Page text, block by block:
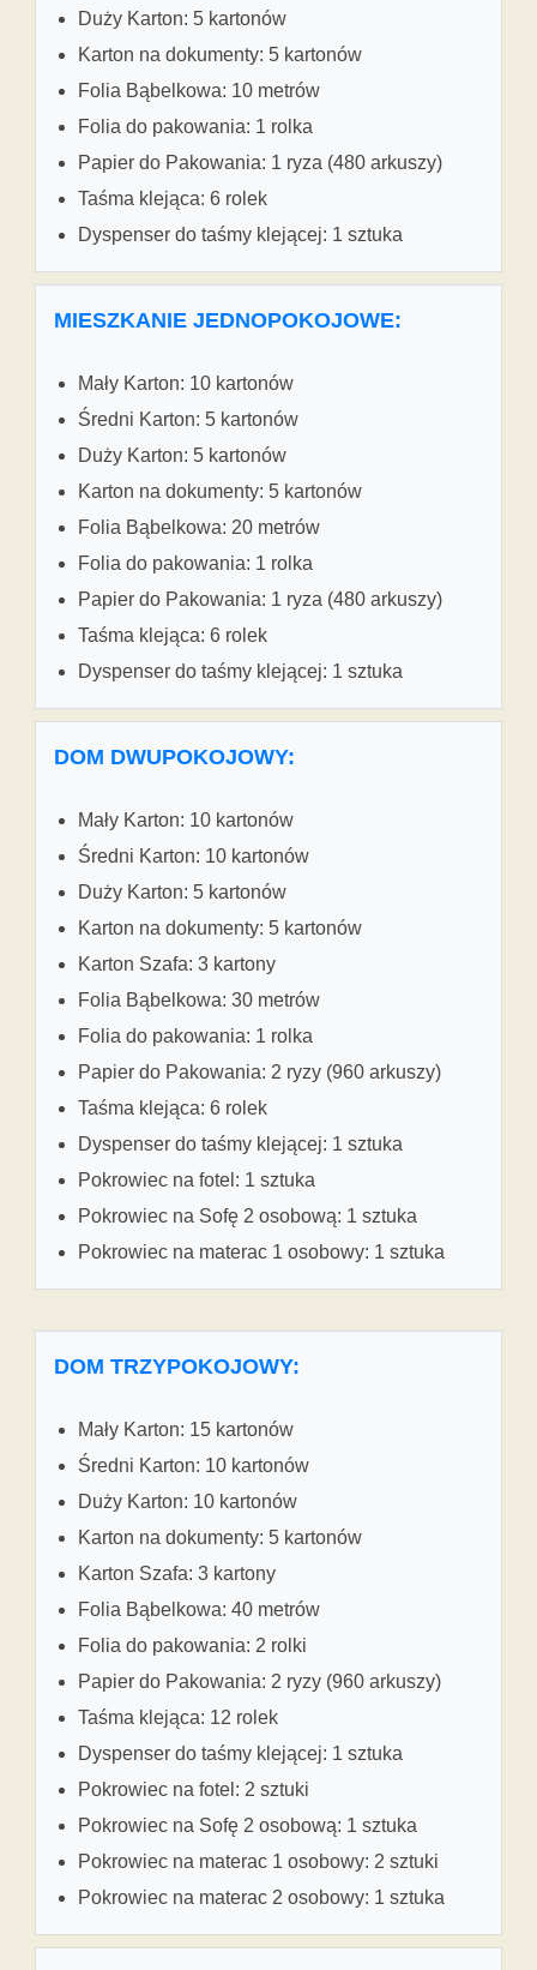
Duży Karton: 5 kartonów
Karton na dokumenty: 5 kartonów
Folia Bąbelkowa: 10 metrów
Folia do pakowania: 1 rolka
Papier do Pakowania: 1 ryza (480 arkuszy)
Taśma klejąca: 6 rolek
Dyspenser do taśmy klejącej: 1 sztuka
MIESZKANIE JEDNOPOKOJOWE:
Mały Karton: 10 kartonów
Średni Karton: 5 kartonów
Duży Karton: 5 kartonów
Karton na dokumenty: 5 kartonów
Folia Bąbelkowa: 20 metrów
Folia do pakowania: 1 rolka
Papier do Pakowania: 1 ryza (480 arkuszy)
Taśma klejąca: 6 rolek
Dyspenser do taśmy klejącej: 1 sztuka
DOM DWUPOKOJOWY:
Mały Karton: 10 kartonów
Średni Karton: 10 kartonów
Duży Karton: 5 kartonów
Karton na dokumenty: 5 kartonów
Karton Szafa: 3 kartony
Folia Bąbelkowa: 30 metrów
Folia do pakowania: 1 rolka
Papier do Pakowania: 2 ryzy (960 arkuszy)
Taśma klejąca: 6 rolek
Dyspenser do taśmy klejącej: 1 sztuka
Pokrowiec na fotel: 1 sztuka
Pokrowiec na Sofę 2 osobową: 1 sztuka
Pokrowiec na materac 1 osobowy: 1 sztuka
DOM TRZYPOKOJOWY:
Mały Karton: 15 kartonów
Średni Karton: 10 kartonów
Duży Karton: 10 kartonów
Karton na dokumenty: 5 kartonów
Karton Szafa: 3 kartony
Folia Bąbelkowa: 40 metrów
Folia do pakowania: 2 rolki
Papier do Pakowania: 2 ryzy (960 arkuszy)
Taśma klejąca: 12 rolek
Dyspenser do taśmy klejącej: 1 sztuka
Pokrowiec na fotel: 2 sztuki
Pokrowiec na Sofę 2 osobową: 1 sztuka
Pokrowiec na materac 1 osobowy: 2 sztuki
Pokrowiec na materac 2 osobowy: 1 sztuka